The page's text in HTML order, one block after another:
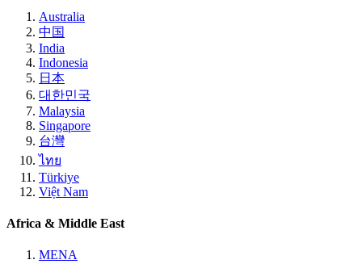
Australia
中国
India
Indonesia
日本
대한민국
Malaysia
Singapore
台灣
ไทย
Türkiye
Việt Nam
Africa & Middle East
MENA